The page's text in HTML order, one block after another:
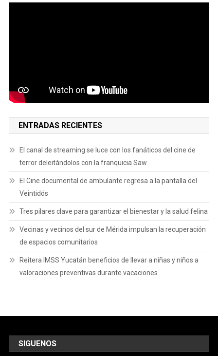
ENTRADAS RECIENTES
El canal de streaming se luce con los fanáticos del cine de
terror deleitándolos con la franquicia Saw
El Cine documental de ambulante regresa a la pantalla del
Veintidós
Tres pilares clave para garantizar el bienestar y la salud felina
Vecinas y vecinos del sur de Mérida impulsan la recuperación
de espacios comunitarios
Reitera IMSS Yucatán beneficios de llevar a niñas y niños a
valoraciones preventivas durante vacaciones
SIGUENOS